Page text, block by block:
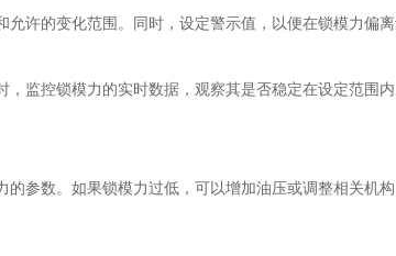
许的变化范围。同时，设定警示值，以便在锁模力偏
，监控锁模力的实时数据，观察其是否稳定在设定范围
的参数。如果锁模力过低，可以增加油压或调整相关机